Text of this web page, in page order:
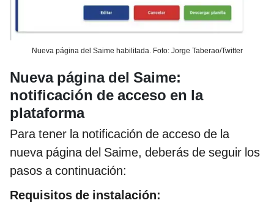
Nueva página del Saime habilitada. Foto: Jorge Taberao/Twitter
Nueva página del Saime:
notificación de acceso en la
plataforma
Para tener la notificación de acceso de la
nueva página del Saime, deberás de seguir los
pasos a continuación:
Requisitos de instalación: